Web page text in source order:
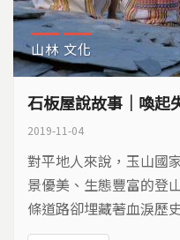
山林 文化
石板屋說故事｜喚起
2019-11-04
對平地人來說，玉山國
景優美、生態豐富的登
條道路卻埋藏著血淚歷
修復，讓失落的記憶重新